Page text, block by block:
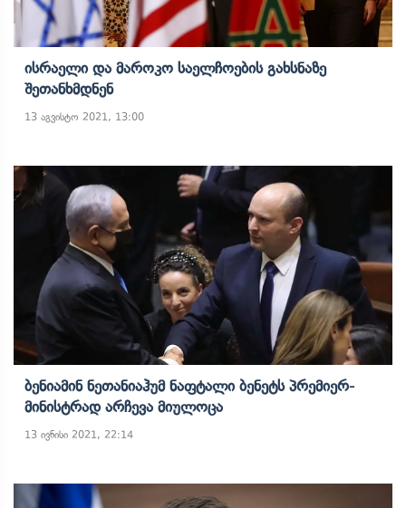
Ისრაელი Და Მაროკო Საელჩოების Გახსნაზე
Შეთანხმდნენ
13 აგვისტო 2021, 13:00
Ბენიამინ Ნეთანიაჰუმ Ნაფტალი Ბენეტს Პრემიერ-
Მინისტრად Არჩევა Მიულოცა
13 ივნისი 2021, 22:14